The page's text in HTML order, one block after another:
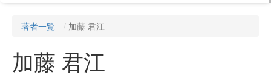
著者一覧 加藤 君江
加藤 君江